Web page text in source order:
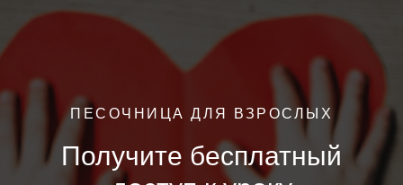
ПЕСОЧНИЦА ДЛЯ ВЗРОСЛЫХ
Получите бесплатный